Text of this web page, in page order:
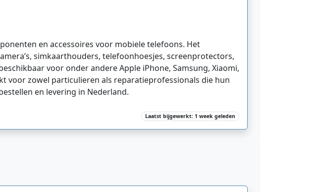
en accessoires voor mobiele telefoons. Het
simkaarthouders, telefoonhoesjes, screenprotectors,
voor onder andere Apple iPhone, Samsung, Xiaomi,
voor zowel particulieren als reparatieprofessionals die hun
en levering in Nederland.
Laatst bijgewerkt: 1 week geleden